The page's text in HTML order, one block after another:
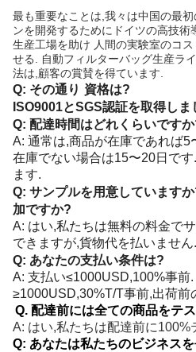
最も重要なことは,我々は中国の最
ンを開発するためにドイツの高技
生産工場を助け 人間の実験室のコ
せる. 自動フィルターバッグ生産ラ
法は,顧客の賞賛を得ています.
Q: その通り 資格は?
ISO9001とSGS認証を取得しま
Q: 配達時間はどれくらいです
A: 通常は,商品が在庫であれば
在庫でない場合は15〜20日で
ます.
Q: サンプルを用意しています
加ですか?
A: はい,私たちは無料の料金で
できますが,貨物代を払いません.
Q: あなたの支払い条件は?
A: 支払い≤1000USD,100%事前.
≥1000USD,30%T/T事前,出荷前
Q. 配達前には全ての商品をテ
A: はい,私たちは配達前に100%
Q: あなたは私たちのビジネス